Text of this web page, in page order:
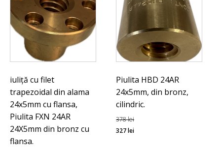
iuliță cu filet
trapezoidal din alama
24x5mm cu flansa,
Piulita FXN 24AR
24X5mm din bronz cu
flansa.
Piulita HBD 24AR
24x5mm, din bronz,
cilindric.
378lei
Prețul
327leiPrețul